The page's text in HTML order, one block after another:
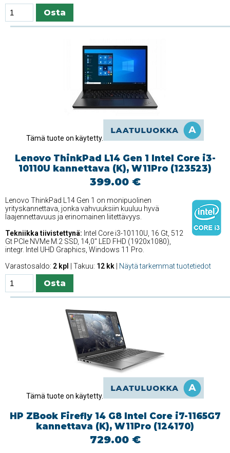
Tämä tuote on käytetty.
Lenovo ThinkPad L14 Gen 1 Intel Core i3-
10110U kannettava (K), W11Pro (123523)
399.00 €
Lenovo ThinkPad L14 Gen 1 on monipuolinen
yrityskannettava, jonka vahvuuksiin kuuluu hyvä
laajennettavuus ja erinomainen liitettävyys.
Tekniikka tiivistettynä: Intel Core i3-10110U, 16 Gt, 512
Gt PCIe NVMe M.2 SSD, 14,0'' LED FHD (1920x1080),
integr. Intel UHD Graphics, Windows 11 Pro.
Varastosaldo: 2 kpl | Takuu: 12 kk Näytä tarkemmat tuotetiedot
Tämä tuote on käytetty.
HP ZBook Firefly 14 G8 Intel Core i7-1165G7
kannettava (K), W11Pro (124170)
729.00 €